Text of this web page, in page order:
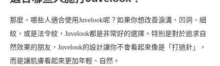
那麼，哪些人適合使用Juvelook呢？如果你想改善淚溝、凹洞、細
紋，或是法令紋，Juvelook都是非常好的選擇。特別是對於追求自
然效果的朋友，Juvelook的設計讓你不會看起來像是「打過針」，
而是讓肌膚看起來更加年輕、自然。